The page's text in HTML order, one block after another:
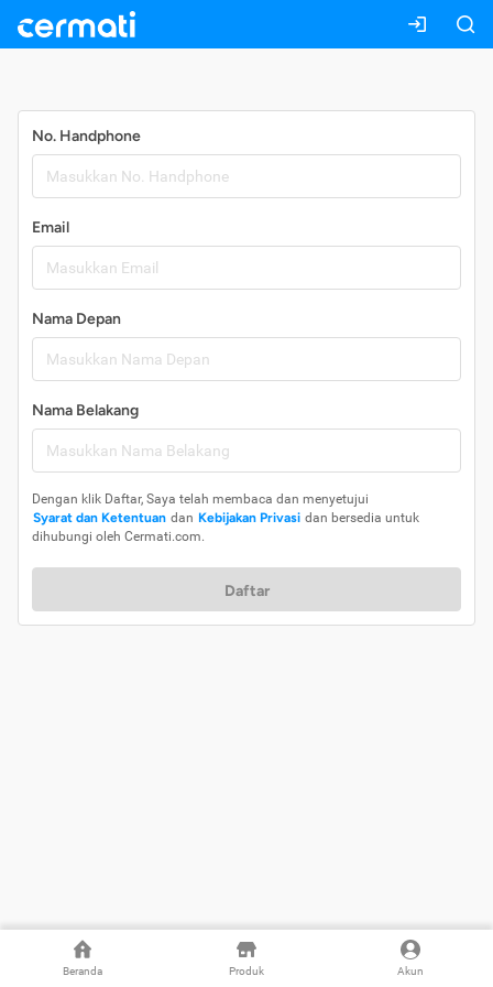
Beranda Produk Akun
No. Handphone
Email
Nama Depan
Nama Belakang
Dengan klik Daftar, Saya telah membaca dan menyetujui
Syarat dan Ketentuan dan Kebijakan Privasi dan bersedia untuk
dihubungi oleh Cermati.com.
Daftar